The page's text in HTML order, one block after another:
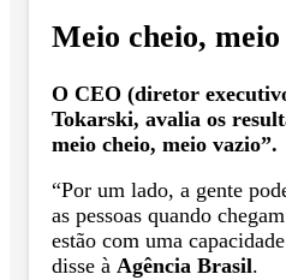
Meio cheio,
O CEO (diretor
Tokarski, avalia os
meio cheio, meio vazio”.
“Por um lado, a gente
as pessoas quando
estão com uma
disse à Agência Brasil.